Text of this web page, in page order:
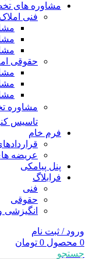
مشاوره های
فنی املاک
حقوقی
مشاوره
تاسیس
فرم خام
عریضه
پنل پیامکی
فرابلاگ
فنی
حقوقی
ورود / ثبت نام
0 محصول 0 تومان
جستجو